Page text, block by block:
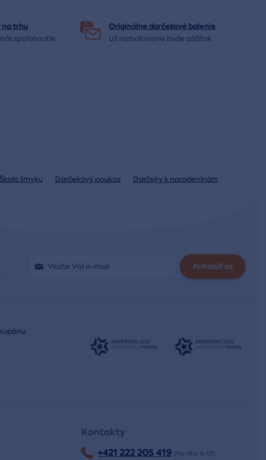
natrhu
spoľahnutie
Originálne darčekové balenie
Už rozbaľovanie bude zážitok
Škola šmyku Darčekový poukaz Darčeky k narodeninám
Prihlásiť sa
Kontakty
+421 222 205 419 (Po-Pia: 9-17)